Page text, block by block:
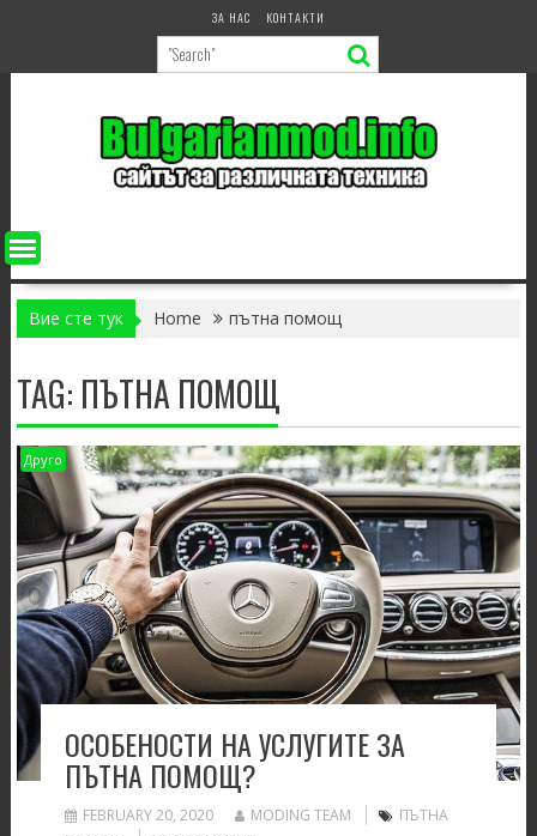
ЗА НАС КОНТАКТИ
Вие сте тук Home пътна помощ
TAG: ПЪТНА ПОМОЩ
Друго
ОСОБЕНОСТИ НА УСЛУГИТЕ ЗА
ПЪТНА ПОМОЩ?
FEBRUARY 20, 2020 MODING TEAM
ПЪТНА